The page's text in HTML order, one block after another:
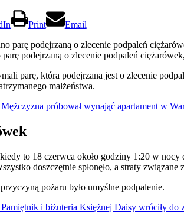
Print Email
podejrzaną o zlecenie podpaleń
parę, która podejrzana jest o zlecenie
małżeństwa.
Mężczyzna próbował wynająć apartament w
to 18 czerwca około godziny 1:20 w
doszczętnie spłonęło, a straty związane
pożaru było umyślne podpalenie.
Pamiętnik i biżuteria Księżnej Daisy wróciły